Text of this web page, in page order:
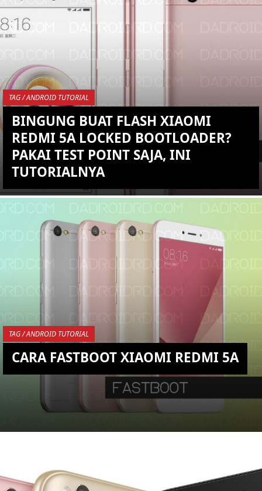
KEMBALI KE ATAS
TAG / ANDROID TUTORIAL
BINGUNG BUAT FLASH XIAOMI
REDMI 5A LOCKED BOOTLOADER?
PAKAI TEST POINT SAJA, INI
TUTORIALNYA
KEMBALI KE ATAS
YOU ARE VIEWING MOST
RECENT POST
TAG / ANDROID TUTORIAL
CARA FASTBOOT XIAOMI REDMI 5A
KEMBALI KE ATAS